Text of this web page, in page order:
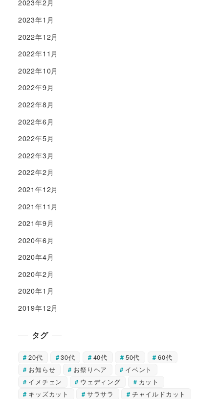
2023年2月
2023年1月
2022年12月
2022年11月
2022年10月
2022年9月
2022年8月
2022年6月
2022年5月
2022年3月
2022年2月
2021年12月
2021年11月
2021年9月
2020年6月
2020年4月
2020年2月
2020年1月
2019年12月
タグ
20代 30代 40代 50代
60代
お知らせ
お祭りヘア
イベント
イメチェン
ウェディング
カット
キッズカット
サラサラ
チャイルドカット